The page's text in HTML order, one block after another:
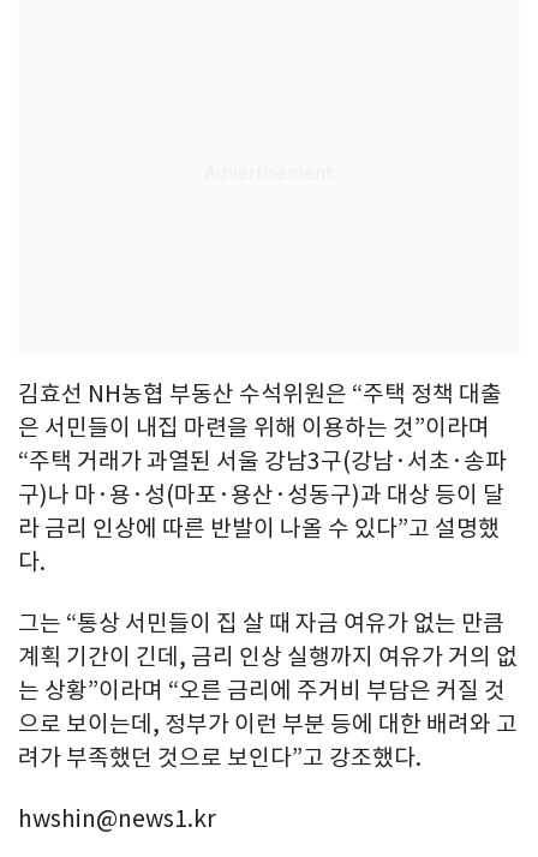
김효선 NH농협 부동산 수석위원은 “주택 정책 대출
은 서민들이 내집 마련을 위해 이용하는 것”이라며
“주택 거래가 과열된 서울 강남3구(강남·서초·송파
구)나 마·용·성(마포·용산·성동구)과 대상 등이 달
라 금리 인상에 따른 반발이 나올 수 있다”고 설명했
다.
그는 “통상 서민들이 집 살 때 자금 여유가 없는 만큼
계획 기간이 긴데, 금리 인상 실행까지 여유가 거의 없
는 상황”이라며 “오른 금리에 주거비 부담은 커질 것
으로 보이는데, 정부가 이런 부분 등에 대한 배려와 고
려가 부족했던 것으로 보인다”고 강조했다.
hwshin@news1.kr